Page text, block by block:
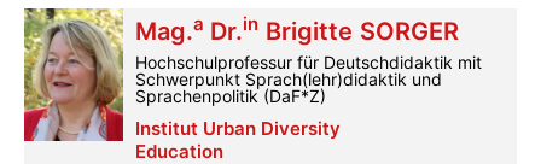
Profil
Mag.a Dr.in Brigitte SORGER
Hochschulprofessur für Deutschdidaktik mit
Schwerpunkt Sprach(lehr)didaktik und
Sprachenpolitik (DaF*Z)
Institut Urban Diversity
Education